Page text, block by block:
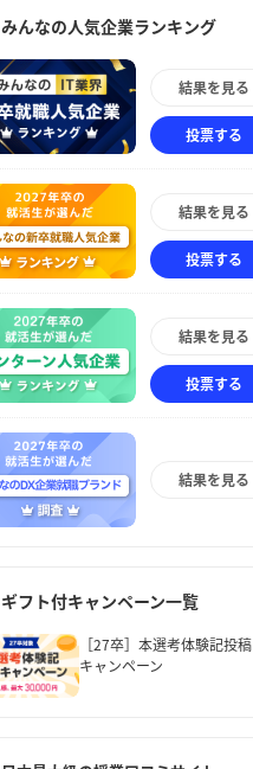
みんなの人気企業ランキング
結果を見る
投票する
結果を見る
投票する
結果を見る
投票する
結果を見る
ギフト付キャンペーン一覧
［27卒］本選考体験記投稿
キャンペーン